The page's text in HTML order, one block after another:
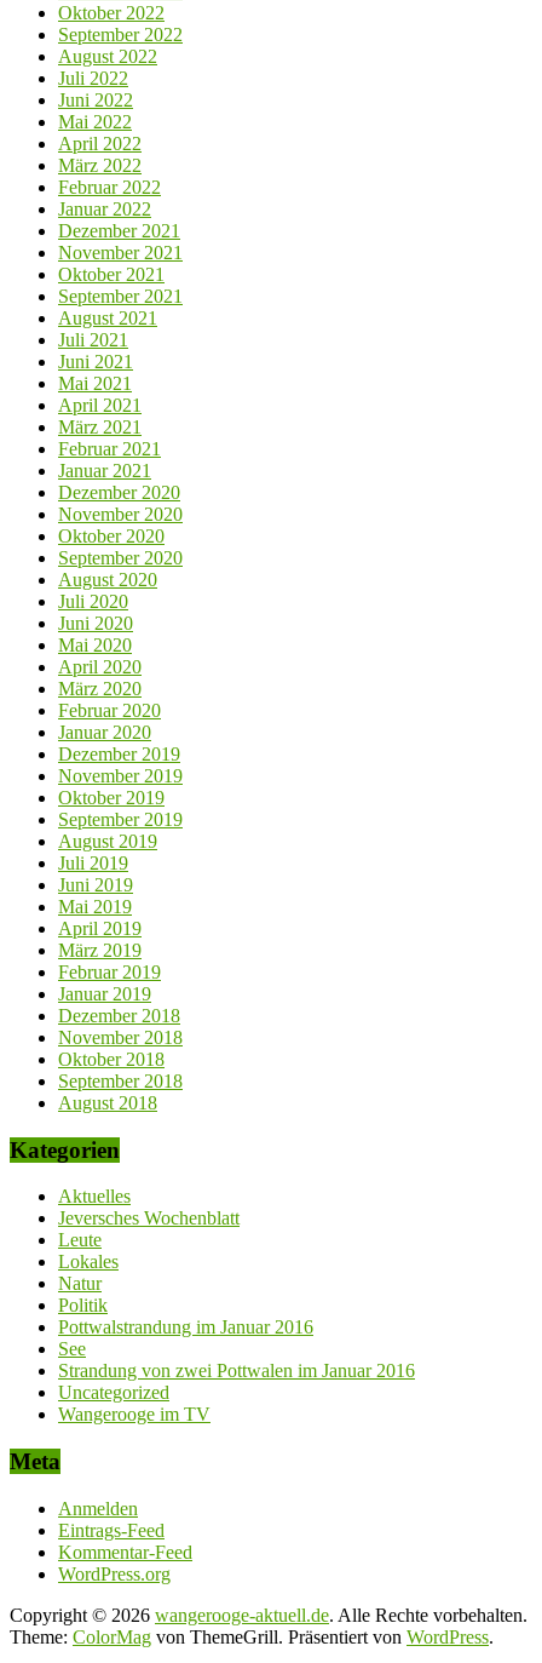
Oktober 2022
September 2022
August 2022
Juli 2022
Juni 2022
Mai 2022
April 2022
März 2022
Februar 2022
Januar 2022
Dezember 2021
November 2021
Oktober 2021
September 2021
August 2021
Juli 2021
Juni 2021
Mai 2021
April 2021
März 2021
Februar 2021
Januar 2021
Dezember 2020
November 2020
Oktober 2020
September 2020
August 2020
Juli 2020
Juni 2020
Mai 2020
April 2020
März 2020
Februar 2020
Januar 2020
Dezember 2019
November 2019
Oktober 2019
September 2019
August 2019
Juli 2019
Juni 2019
Mai 2019
April 2019
März 2019
Februar 2019
Januar 2019
Dezember 2018
November 2018
Oktober 2018
September 2018
August 2018
Kategorien
Aktuelles
Jeversches Wochenblatt
Leute
Lokales
Natur
Politik
Pottwalstrandung im Januar 2016
See
Strandung von zwei Pottwalen im Januar 2016
Uncategorized
Wangerooge im TV
Meta
Anmelden
Eintrags-Feed
Kommentar-Feed
WordPress.org
Copyright © 2026 wangerooge-aktuell.de. Alle Rechte vorbehalten.
Theme: ColorMag von ThemeGrill. Präsentiert von WordPress.